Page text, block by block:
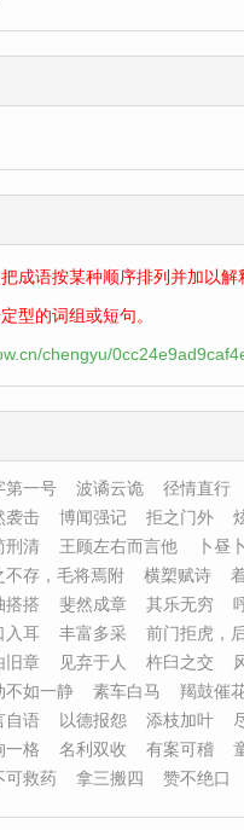
成语按某种顺序排列并加以解
型的词组或短句。
chengyu/
第一号 波谲云诡 径情直行
袭击 博闻强记 拒之门外
刑清 王顾左右而言他 卜昼
不存，毛将焉附 横槊赋诗
搭搭 斐然成章 其乐无穷
入耳 丰富多采 前门拒虎，
旧章 见弃于人 杵臼之交
不如一静 素车白马 羯鼓催
自语 以德报怨 添枝加叶
一格 名利双收 有案可稽
可救药 拿三搬四 赞不绝口